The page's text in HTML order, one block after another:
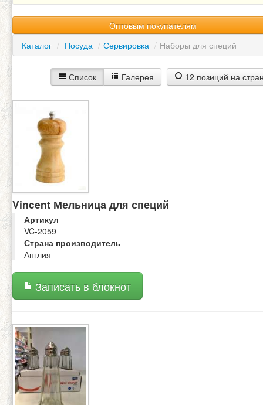
Оптовым покупателям
Каталог / Посуда / Сервировка / Наборы для специй
Список Галерея 12 позиций на
Vincent Мельница для специй
Артикул
VC-2059
Страна производитель
Англия
Записать в блокнот